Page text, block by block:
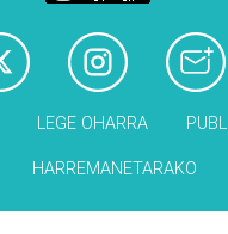
LEGE OHARRA
HARREMANETARAKO